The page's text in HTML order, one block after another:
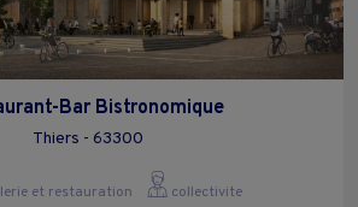
Bar Bistronomique
Thiers - 63300
et restauration collectivite